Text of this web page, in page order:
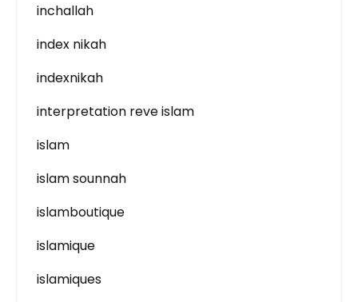
inchallah
index nikah
indexnikah
interpretation reve islam
islam
islam sounnah
islamboutique
islamique
islamiques